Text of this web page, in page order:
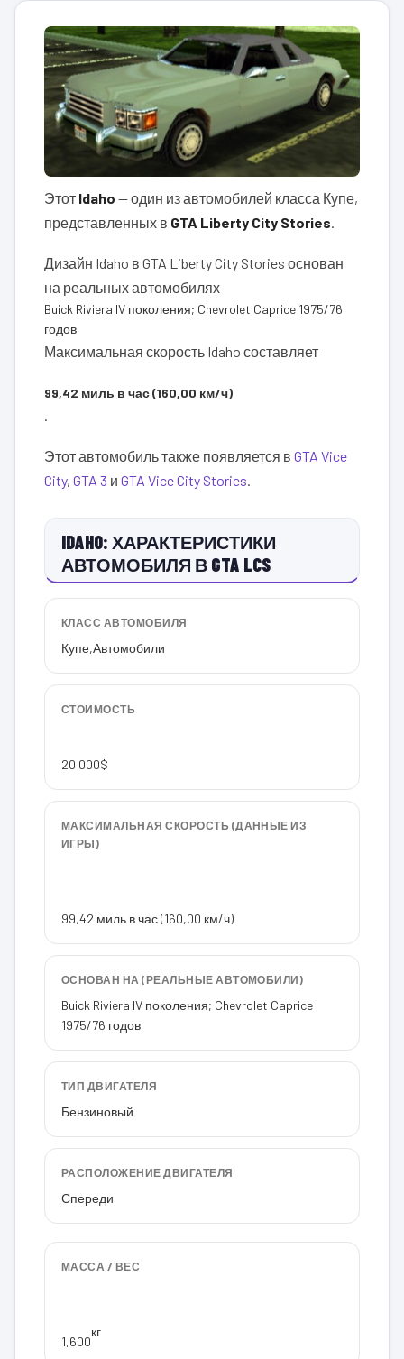
Этот Idaho — один из автомобилей класса Купе,
представленных в GTA Liberty City Stories.
Дизайн Idaho в GTA Liberty City Stories основан
на реальных автомобилях
Buick Riviera IV поколения; Chevrolet Caprice 1975/76
годов
Максимальная скорость Idaho составляет
99,42 миль в час (160,00 км/ч)
.
Этот автомобиль также появляется в GTA Vice
City, GTA 3 и GTA Vice City Stories.
IDAHO: ХАРАКТЕРИСТИКИ
АВТОМОБИЛЯ В GTA LCS
КЛАСС АВТОМОБИЛЯ
Купе,Автомобили
СТОИМОСТЬ
20 000$
МАКСИМАЛЬНАЯ СКОРОСТЬ (ДАННЫЕ ИЗ
ИГРЫ)
99,42 миль в час (160,00 км/ч)
ОСНОВАН НА (РЕАЛЬНЫЕ АВТОМОБИЛИ)
Buick Riviera IV поколения; Chevrolet Caprice
1975/76 годов
ТИП ДВИГАТЕЛЯ
Бензиновый
РАСПОЛОЖЕНИЕ ДВИГАТЕЛЯ
Спереди
МАССА / ВЕС
1,600
кг